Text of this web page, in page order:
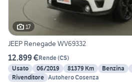
17
JEEP Renegade WV69332
12.899 €Rende(CS)
Usato
06/2019 81379 Km Benzina
Rivenditore Autohero Cosenza